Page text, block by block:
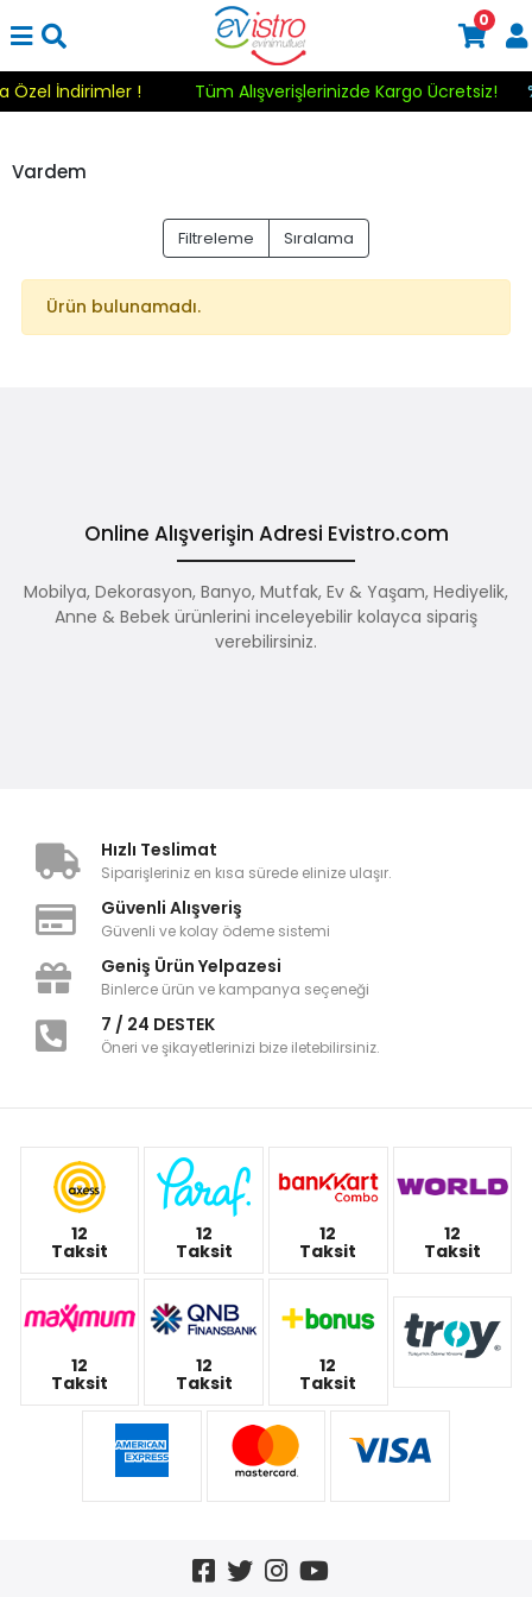
Özel İndirimler ! Tüm Alışverişlerinizde Kargo Ücretsiz!
0
Vardem
Filtreleme Sıralama
Ürün bulunamadı.
Online Alışverişin Adresi Evistro.com
Mobilya, Dekorasyon, Banyo, Mutfak, Ev & Yaşam, Hediyelik,
Anne & Bebek ürünlerini inceleyebilir kolayca sipariş
verebilirsiniz.
Hızlı Teslimat
Siparişleriniz en kısa sürede elinize ulaşır.
Güvenli Alışveriş
Güvenli ve kolay ödeme sistemi
Geniş Ürün Yelpazesi
Binlerce ürün ve kampanya seçeneği
7 / 24 DESTEK
Öneri ve şikayetlerinizi bize iletebilirsiniz.
12
Taksit
12
Taksit
12
Taksit
12
Taksit
12
Taksit
12
Taksit
12
Taksit